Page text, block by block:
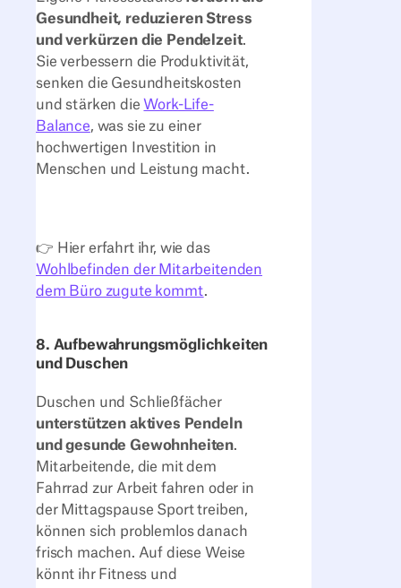
Gesundheit, reduzieren Stress
und verkürzen die Pendelzeit.
Sie verbessern die Produktivität,
senken die Gesundheitskosten
und stärken dieWork-Life-
Balance, was sie zu einer
hochwertigen Investition in
Menschen und Leistung macht.
👉 Hier erfahrt ihr, wie das
Wohlbefinden der Mitarbeitenden
dem Büro zugute kommt.
8. Aufbewahrungsmöglichkeiten
und Duschen
Duschen und Schließfächer
unterstützen aktives Pendeln
und gesunde Gewohnheiten.
Mitarbeitende, die mit dem
Fahrrad zur Arbeit fahren oder in
der Mittagspause Sport treiben,
können sich problemlos danach
frisch machen. Auf diese Weise
könnt ihr Fitness und